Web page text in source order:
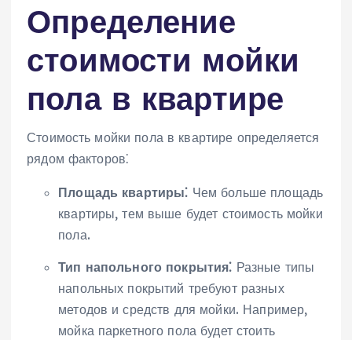
Определение
стоимости мойки
пола в квартире
Стоимость мойки пола в квартире определяется
рядом факторов⁚
Площадь квартиры⁚ Чем больше площадь
квартиры, тем выше будет стоимость мойки
пола.
Тип напольного покрытия⁚ Разные типы
напольных покрытий требуют разных
методов и средств для мойки. Например,
мойка паркетного пола будет стоить